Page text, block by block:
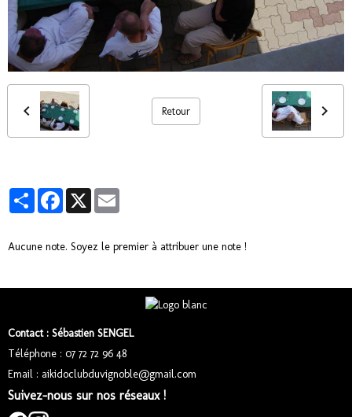
Retour
PartagerFacebook
X
Aucune note. Soyez le premier à attribuer une note !
Contact : Sébastien SENGEL
Téléphone : 07 72 72 96 48
Email : aikidoclubduvignoble@gmail.com
Suivez-nous sur nos réseaux !